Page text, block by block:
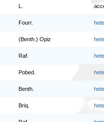
Fourr.
(Benth.) Opiz
Raf.
Pobed.
Benth.
Briq.